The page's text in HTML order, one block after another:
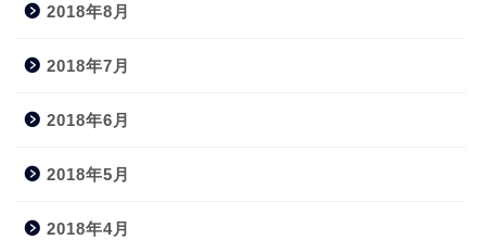
2018年8月
2018年7月
2018年6月
2018年5月
2018年4月